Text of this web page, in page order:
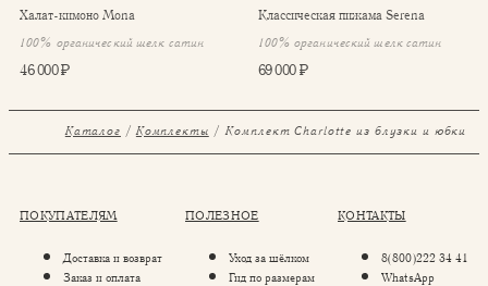
Халат-кимоно Mona
100% органический шелк сатин
46 000 ₽
Классическая пижама Serena
100% органический шелк сатин
69 000 ₽
Каталог Комплекты ⁠⁠Комплект Charlotte из блузки и юбки
ПОКУПАТЕЛЯМ
Доставка и возврат
Заказ и оплата
ПОЛЕЗНОЕ
Уход за шёлком
Гид по размерам
КОНТАКТЫ
8(800)222 34 41
WhatsApp